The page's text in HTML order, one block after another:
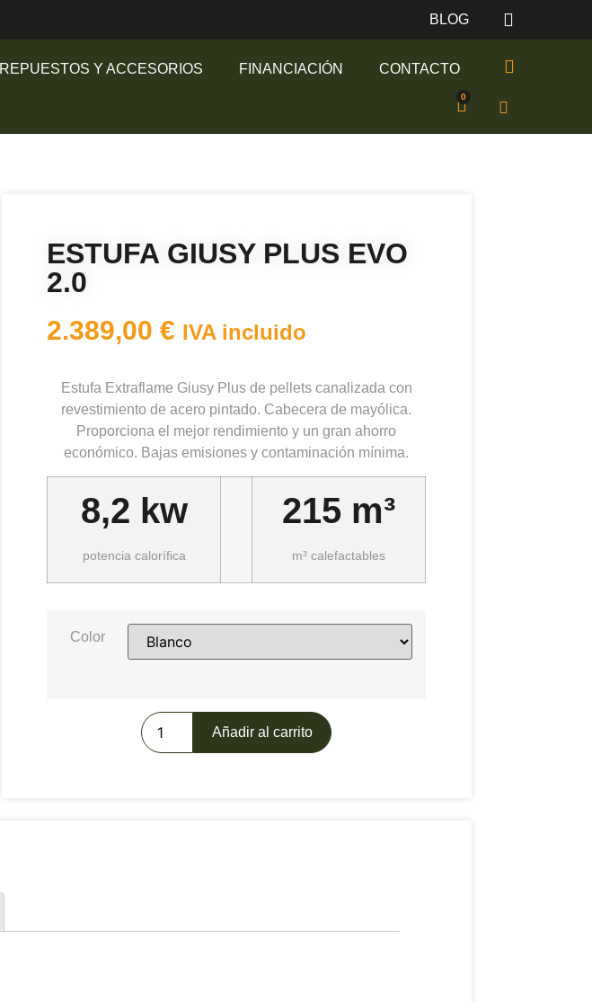
BLOG
REPUESTOS Y ACCESORIOS FINANCIACIÓN CONTACTO
ESTUFA GIUSY PLUS EVO
2.0
2.389,00 € IVA incluido
Estufa Extraflame Giusy Plus de pellets canalizada con
revestimiento de acero pintado. Cabecera de mayólica.
Proporciona el mejor rendimiento y un gran ahorro
económico. Bajas emisiones y contaminación mínima.
8,2 kw
potencia calorífica
215 m³
m³ calefactables
Color
Añadir al carrito